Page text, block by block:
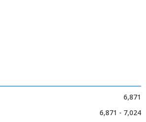
6,871
6,871 - 7,024